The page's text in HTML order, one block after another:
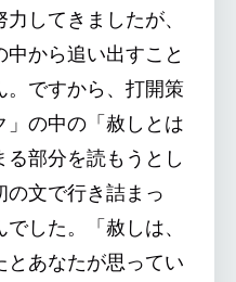
してきましたが、
から追い出すこと
。ですから、打開策
」の中の「赦しとは
部分を読もうとし
の文で行き詰まっ
した。「赦しは、
あなたが思ってい